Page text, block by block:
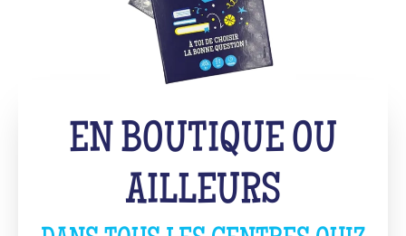
EN BOUTIQUE OU
AILLEURS